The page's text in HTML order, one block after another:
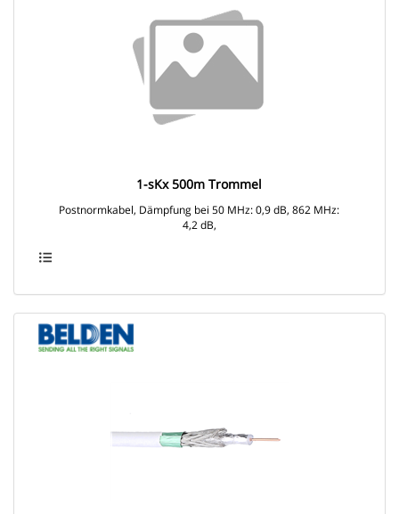
1-sKx 500m Trommel
Postnormkabel, Dämpfung bei 50 MHz: 0,9 dB, 862 MHz:
4,2 dB,